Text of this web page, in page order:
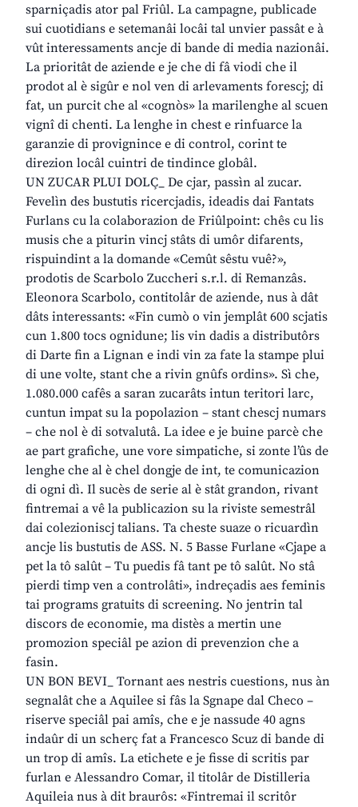
sparniçadis ator pal Friûl. La campagne, publicade
sui cuotidians e setemanâi locâi tal unvier passât e à
vût interessaments ancje di bande di media nazionâi.
La prioritât de aziende e je che di fâ viodi che il
prodot al è sigûr e nol ven di arlevaments forescj; di
fat, un purcit che al «cognòs» la marilenghe al scuen
vignî di chenti. La lenghe in chest e rinfuarce la
garanzie di provignince e di control, corint te
direzion locâl cuintri de tindince globâl.
UN ZUCAR PLUI DOLÇ_ De cjar, passìn al zucar.
Fevelìn des bustutis ricercjadis, ideadis dai Fantats
Furlans cu la colaborazion de Friûlpoint: chês cu lis
musis che a piturin vincj stâts di umôr difarents,
rispuindint a la domande «Cemût sêstu vuê?»,
prodotis de Scarbolo Zuccheri s.r.l. di Remanzâs.
Eleonora Scarbolo, contitolâr de aziende, nus à dât
dâts interessants: «Fin cumò o vin jemplât 600 scjatis
cun 1.800 tocs ognidune; lis vin dadis a distributôrs
di Darte fin a Lignan e indi vin za fate la stampe plui
di une volte, stant che a rivin gnûfs ordins». Sì che,
1.080.000 cafês a saran zucarâts intun teritori larc,
cuntun impat su la popolazion – stant chescj numars
– che nol è di sotvalutâ. La idee e je buine parcè che
ae part grafiche, une vore simpatiche, si zonte l’ûs de
lenghe che al è chel dongje de int, te comunicazion
di ogni dì. Il sucès de serie al è stât grandon, rivant
fintremai a vê la publicazion su la riviste semestrâl
dai colezioniscj talians. Ta cheste suaze o ricuardìn
ancje lis bustutis de ASS. N. 5 Basse Furlane «Cjape a
pet la tô salût – Tu puedis fâ tant pe tô salût. No stâ
pierdi timp ven a controlâti», indreçadis aes feminis
tai programs gratuits di screening. No jentrin tal
discors de economie, ma distès a mertin une
promozion speciâl pe azion di prevenzion che a
fasin.
UN BON BEVI_ Tornant aes nestris cuestions, nus àn
segnalât che a Aquilee si fâs la Sgnape dal Checo –
riserve speciâl pai amîs, che e je nassude 40 agns
indaûr di un scherç fat a Francesco Scuz di bande di
un trop di amîs. La etichete e je fisse di scritis par
furlan e Alessandro Comar, il titolâr de Distilleria
Aquileia nus à dit braurôs: «Fintremai il scritôr